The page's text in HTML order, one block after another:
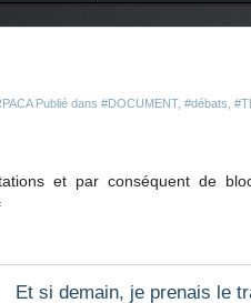
Publié dans #DOCUMENT, #débats
et par conséquent de
Et si demain, je prenais le